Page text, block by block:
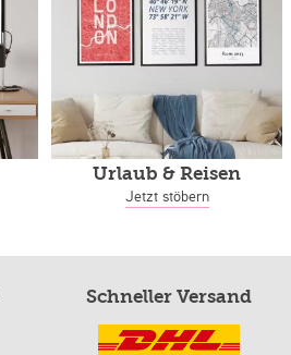
Urlaub & Reisen
Jetzt stöbern
Schneller Versand